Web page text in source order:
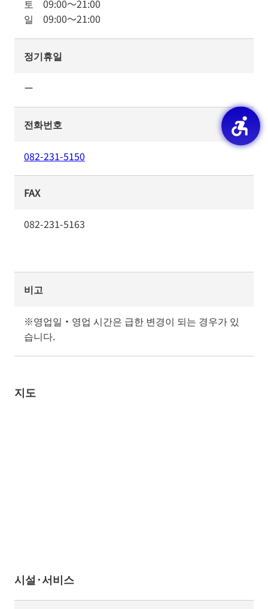
토 09:00～21:00
일 09:00～21:00
정기휴일
ー
전화번호
082-231-5150
FAX
082-231-5163
비고
※영업일・영업 시간은 급한 변경이 되는 경우가 있
습니다.
지도
시설·서비스